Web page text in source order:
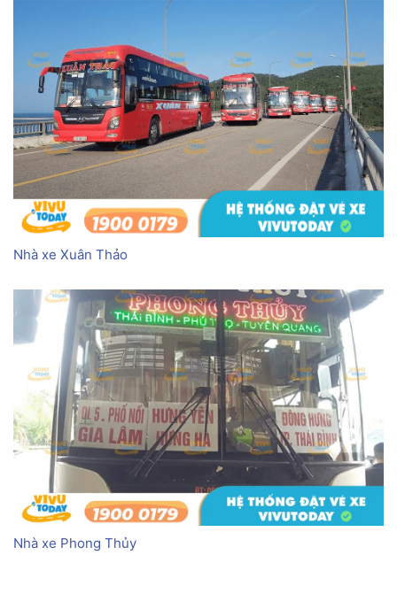
Nhà xe Xuân Thảo
Nhà xe Phong Thủy